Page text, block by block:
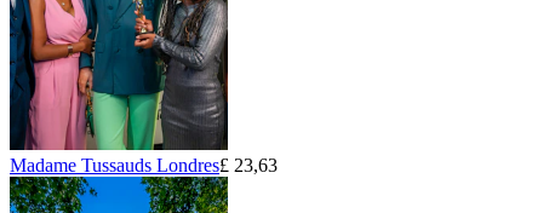
Madame Tussauds Londres£ 23,63